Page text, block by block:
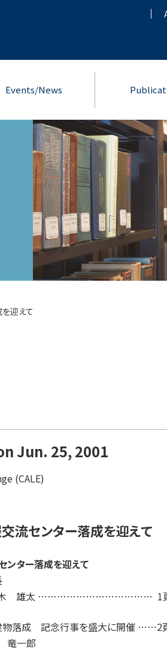
Events/News
を迎えて
Jun. 25, 2001
(CALE)
流センター落成を迎えて
ター落成を迎えて
々木 雄太 ……………………………… 1
物落成 記念行事を盛大に開催 ……2
竜一郎